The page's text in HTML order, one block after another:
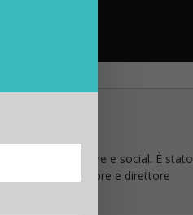
software e social. È stato
Ore. È il fondatore e direttore